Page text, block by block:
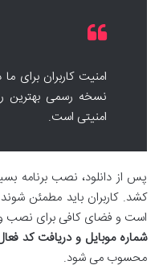
امنیت کاربران برای
نسخه رسمی بهترین
امنیتی است.
پس از دانلود، نصب برنامه
کشد. کاربران باید مطمئن
است و فضای کافی برای نصب
شماره موبایل و دریافت کد
محسوب می شود.